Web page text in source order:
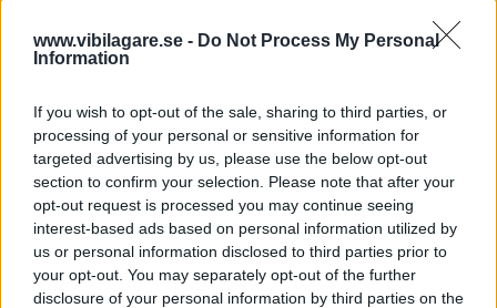
www.vibilagare.se - Do Not Process My Personal
Information
If you wish to opt-out of the sale, sharing to third parties, or
processing of your personal or sensitive information for
targeted advertising by us, please use the below opt-out
section to confirm your selection. Please note that after your
opt-out request is processed you may continue seeing
interest-based ads based on personal information utilized by
us or personal information disclosed to third parties prior to
your opt-out. You may separately opt-out of the further
disclosure of your personal information by third parties on the
närmare undersöka möjligheten att godkänna det.
certifierat enligt en europeisk standard som betecknas EN
590. Där tillåts inblandning av biodiesel och i dag kan den
diesel som säljs vid svenska mackar innehålla upp till 47
procent HVO och även sju procent RME.
Marianne Sterner, Vi Bilägare
Diskutera:Brukar du köpa miljödiesel?